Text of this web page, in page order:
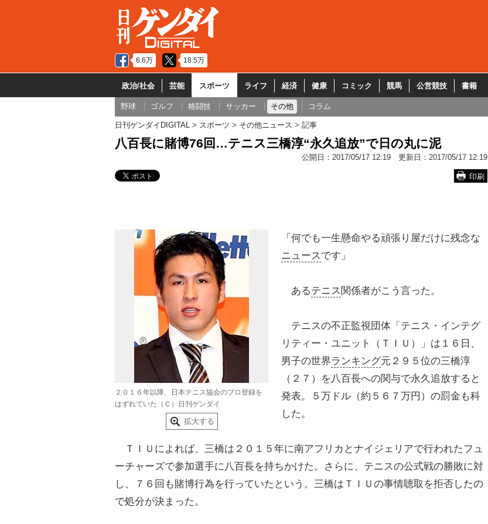
6.6万 18.5万
政治/社会 芸能 スポーツ ライフ 経済 健康 コミック 競馬 公営競技 書籍
野球 ゴルフ 格闘技 サッカー その他 コラム
日刊ゲンダイDIGITAL スポーツ その他ニュース 記事
八百長に賭博76回…テニス三橋淳“永久追放”で日の丸に泥
公開日： 2017/05/17 12:19 更新日： 2017/05/17 12:19
印刷
２０１６年以降、日本テニス協会のプロ登録を
はずれていた（Ｃ）日刊ゲンダイ
拡大する
「何でも一生懸命やる頑張り屋だけに残念な
ニュースです」
あるテニス関係者がこう言った。
テニスの不正監視団体「テニス・インテグ
リティー・ユニット（ＴＩＵ）」は１６日、
男子の世界ランキング元２９５位の三橋淳
（２７）を八百長への関与で永久追放すると
発表。５万ドル（約５６７万円）の罰金も科
した。
ＴＩＵによれば、三橋は２０１５年に南アフリカとナイジェリアで行われたフュ
ーチャーズで参加選手に八百長を持ちかけた。さらに、テニスの公式戦の勝敗に対
し、７６回も賭博行為を行っていたという。三橋はＴＩＵの事情聴取を拒否したの
で処分が決まった。